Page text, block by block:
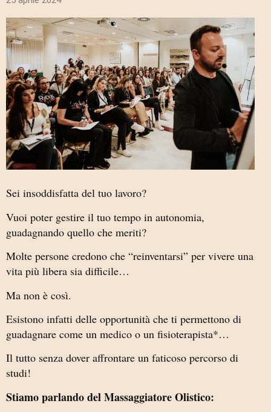
Sei insoddisfatta del tuo lavoro?
Vuoi poter gestire il tuo tempo in autonomia,
guadagnando quello che meriti?
Molte persone credono che “reinventarsi” per vivere una
vita più libera sia difficile…
Ma non è così.
Esistono infatti delle opportunità che ti permettono di
guadagnare come un medico o un fisioterapista*…
Il tutto senza dover affrontare un faticoso percorso di
studi!
Stiamo parlando del Massaggiatore Olistico: